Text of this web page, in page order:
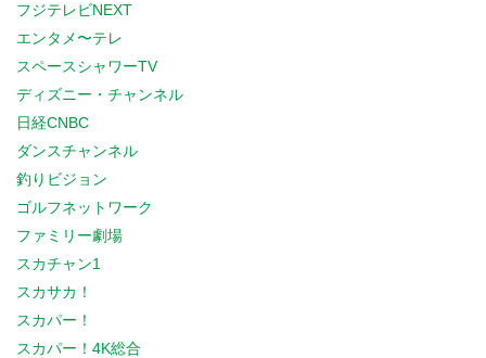
フジテレビNEXT
エンタメ〜テレ
スペースシャワーTV
ディズニー・チャンネル
日経CNBC
ダンスチャンネル
釣りビジョン
ゴルフネットワーク
ファミリー劇場
スカチャン1
スカサカ！
スカパー！
スカパー！4K総合